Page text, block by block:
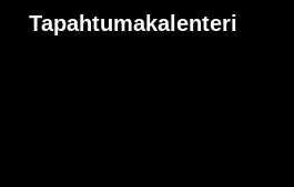
Tapahtumakalenteri